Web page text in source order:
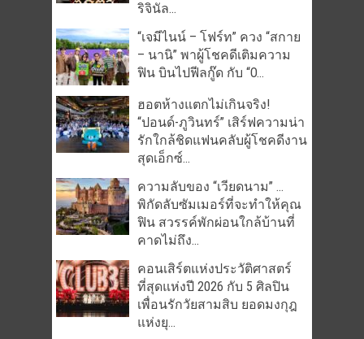
ริจินัล...
“เจมีไนน์ – โฟร์ท” ควง “สกาย
– นานิ” พาผู้โชคดีเติมความ
ฟิน บินไปฟีลกู๊ด กับ “O...
ฮอตห้างแตกไม่เกินจริง!
“ปอนด์-ภูวินทร์” เสิร์ฟความน่า
รักใกล้ชิดแฟนคลับผู้โชคดีงาน
สุดเอ็กซ์...
ความลับของ “เวียดนาม” …
พิกัดลับซัมเมอร์ที่จะทำให้คุณ
ฟิน สวรรค์พักผ่อนใกล้บ้านที่
คาดไม่ถึง...
คอนเสิร์ตแห่งประวัติศาสตร์
ที่สุดแห่งปี 2026 กับ 5 ศิลปิน
เพื่อนรักวัยสามสิบ ยอดมงกุฎ
แห่งยุ...